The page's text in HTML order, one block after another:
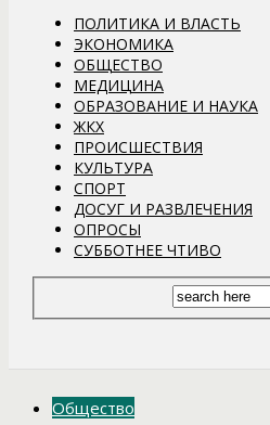
ПОЛИТИКА И ВЛАСТЬ
ЭКОНОМИКА
ОБЩЕСТВО
МЕДИЦИНА
ОБРАЗОВАНИЕ И НАУКА
ЖКХ
ПРОИСШЕСТВИЯ
КУЛЬТУРА
СПОРТ
ДОСУГ И РАЗВЛЕЧЕНИЯ
ОПРОСЫ
СУББОТНЕЕ ЧТИВО
Общество